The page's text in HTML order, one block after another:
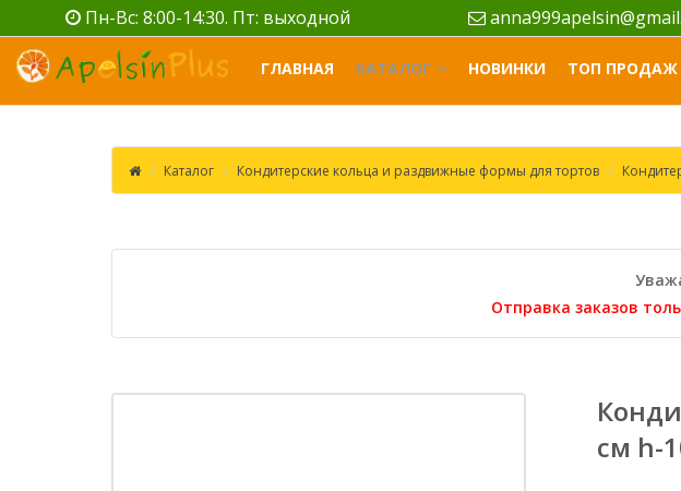
Пн-Вс: 8:00-14:30. Пт: выходной
ГЛАВНАЯ КАТАЛОГ НОВИНКИ ТОП ПРОДАЖ
Каталог Кондитерские кольца и раздвижные формы для тортов
Отправка заказов
см h-